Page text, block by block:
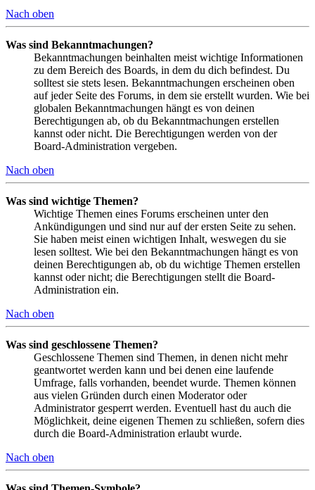
Nach oben
Was sind Bekanntmachungen?
Bekanntmachungen beinhalten meist wichtige Informationen
zu dem Bereich des Boards, in dem du dich befindest. Du
solltest sie stets lesen. Bekanntmachungen erscheinen oben
auf jeder Seite des Forums, in dem sie erstellt wurden. Wie bei
globalen Bekanntmachungen hängt es von deinen
Berechtigungen ab, ob du Bekanntmachungen erstellen
kannst oder nicht. Die Berechtigungen werden von der
Board-Administration vergeben.
Nach oben
Was sind wichtige Themen?
Wichtige Themen eines Forums erscheinen unter den
Ankündigungen und sind nur auf der ersten Seite zu sehen.
Sie haben meist einen wichtigen Inhalt, weswegen du sie
lesen solltest. Wie bei den Bekanntmachungen hängt es von
deinen Berechtigungen ab, ob du wichtige Themen erstellen
kannst oder nicht; die Berechtigungen stellt die Board-
Administration ein.
Nach oben
Was sind geschlossene Themen?
Geschlossene Themen sind Themen, in denen nicht mehr
geantwortet werden kann und bei denen eine laufende
Umfrage, falls vorhanden, beendet wurde. Themen können
aus vielen Gründen durch einen Moderator oder
Administrator gesperrt werden. Eventuell hast du auch die
Möglichkeit, deine eigenen Themen zu schließen, sofern dies
durch die Board-Administration erlaubt wurde.
Nach oben